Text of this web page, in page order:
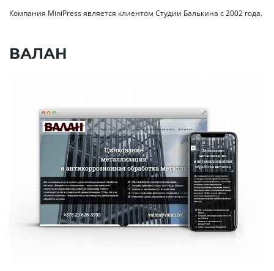
Компания MiniPress является клиентом Студии Балькина с 2002 года.
ВАЛАН